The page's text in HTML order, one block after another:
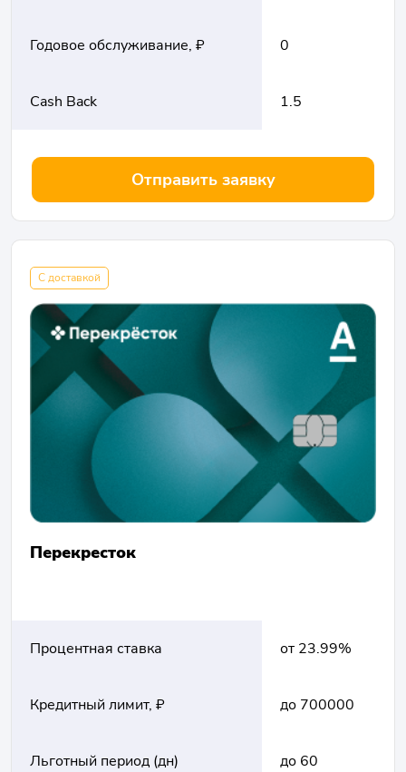
Годовое обслуживание, ₽ 0
Cash Back 1.5
Отправить заявку
С доставкой
Перекресток
Процентная ставка от 23.99%
Кредитный лимит, ₽ до 700000
Льготный период (дн) до 60